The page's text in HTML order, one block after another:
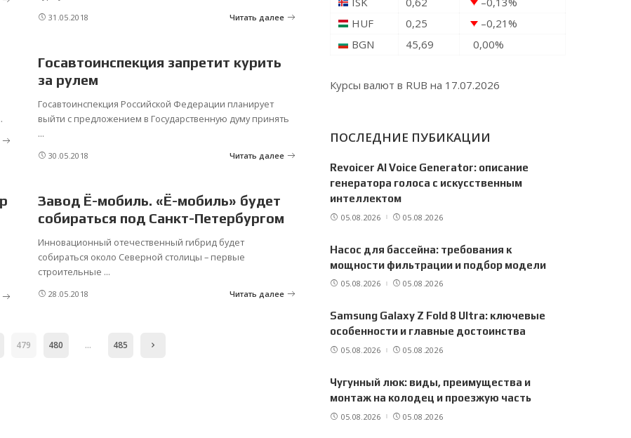
31.05.2018 Читать далее
Госавтоинспекция запретит курить
за рулем
Госавтоинспекция Российской Федерации планирует
выйти с предложением в Государственную думу принять
...
30.05.2018 Читать далее
Завод Ё-мобиль. «Ё-мобиль» будет
собираться под Санкт-Петербургом
Инновационный отечественный гибрид будет
собираться около Северной столицы – первые
строительные ...
28.05.2018 Читать далее
479 480 … 485
HUF
0,25 –0,21%
BGN
45,69 0,00%
Курсы валют в RUB на 17.07.2026
ПОСЛЕДНИЕ ПУБИКАЦИИ
Revoicer AI Voice Generator: описание
генератора голоса с искусственным
интеллектом
05.08.2026 05.08.2026
Насос для бассейна: требования к
мощности фильтрации и подбор модели
05.08.2026 05.08.2026
Samsung Galaxy Z Fold 8 Ultra: ключевые
особенности и главные достоинства
05.08.2026 05.08.2026
Чугунный люк: виды, преимущества и
монтаж на колодец и проезжую часть
05.08.2026 05.08.2026